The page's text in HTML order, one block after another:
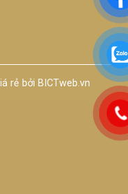
rẻ bởi BICTweb.vn